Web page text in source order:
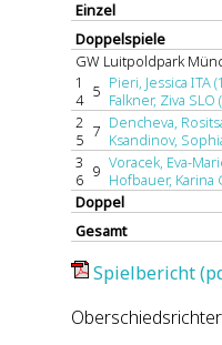
Einzel
Doppelspiele
GW Luitpoldpark
1
4 5 Pieri, Jessica ITA
Falkner, Ziva SLO
2
5 7 Dencheva,
Ksandinov,
3
6 9 Voracek, Eva-
Hofbauer, Karina
Doppel
Gesamt
Spielbericht